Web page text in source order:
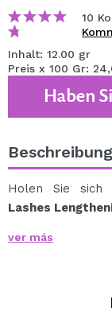
10
Inhalt: 12.00 gr
Preis x 100 Gr:
Haben
Beschreibung
Holen Sie sich
Lashes
vollen, gelifteten
Dank seiner
ver más